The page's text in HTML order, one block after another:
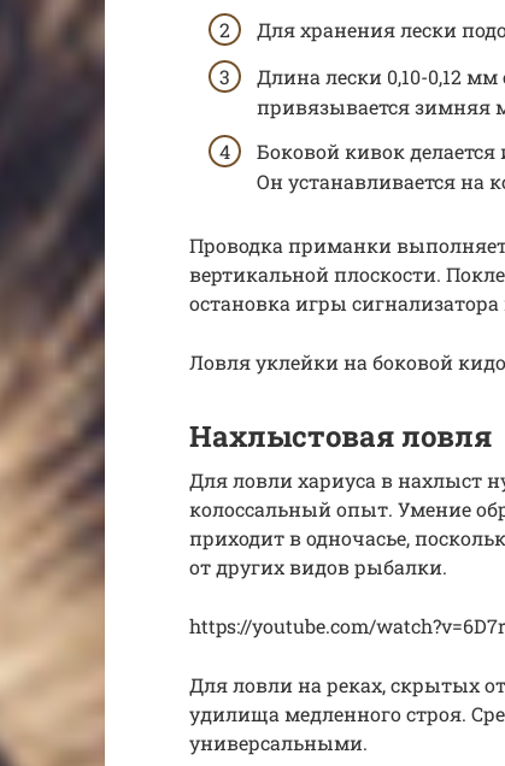
Для хранения лески
Длина лески 0,10-0,12
привязывается
Боковой кивок
Он устанавливается на
Проводка приманки
вертикальной плоскости.
остановка игры
Ловля уклейки на боковой
Нахлыстовая ловля
Для ловли хариуса в нахлыст
колоссальный опыт. Умение
приходит в одночасье,
от других видов рыбалки.
https://youtube.com/
Для ловли на реках, скрытых
удилища медленного строя.
универсальными.